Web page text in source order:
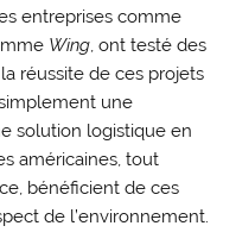
entreprises comme
Wing , ont testé des
réussite de ces projets
une
solution logistique en
américaines, tout
bénéficient de ces
de l’environnement.